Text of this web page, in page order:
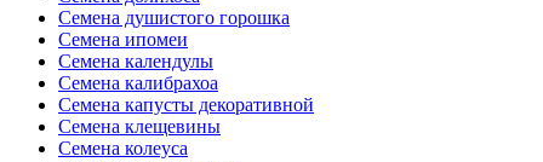
Семена душистого горошка
Семена ипомеи
Семена календулы
Семена калибрахоа
Семена капусты декоративной
Семена клещевины
Семена колеуса